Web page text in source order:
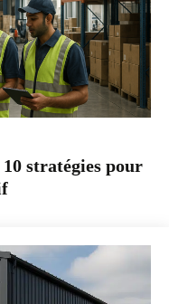
stratégies pour